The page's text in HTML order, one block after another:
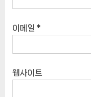
이메일 *
웹사이트